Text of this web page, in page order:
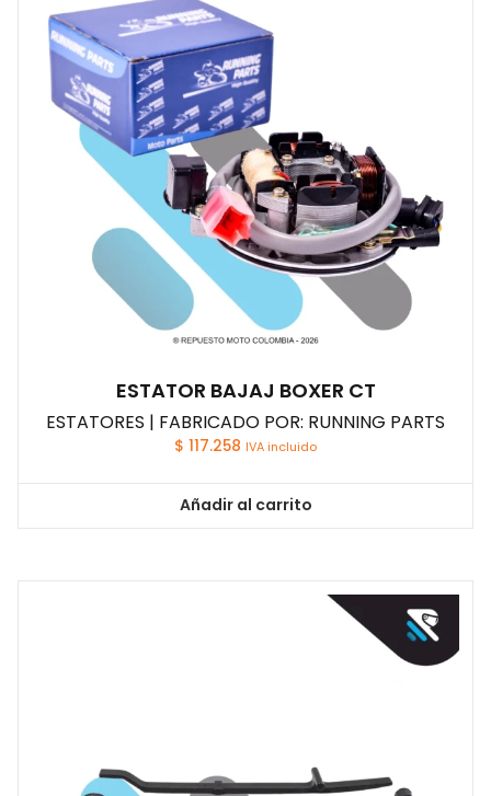
ESTATOR BAJAJ BOXER CT
ESTATORES | FABRICADO POR: RUNNING PARTS
$ 117.258 IVA incluido
Añadir al carrito